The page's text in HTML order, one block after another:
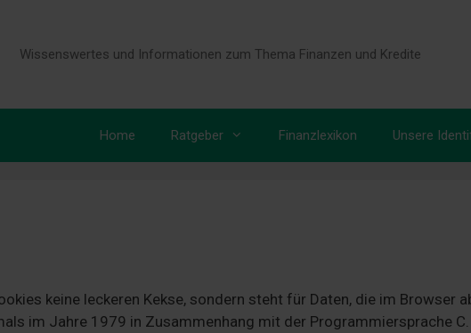
Wissenswertes und Informationen zum Thema Finanzen und Kredite
Home Ratgeber Finanzlexikon Unsere
keine leckeren Kekse, sondern steht für Daten, die im Browser
im Jahre 1979 in Zusammenhang mit der Programmiersprache